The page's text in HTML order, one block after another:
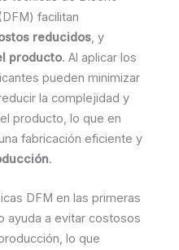
facilitan
reducidos , y
producto. Al aplicar los
pueden minimizar
la complejidad y
producto, lo que en
fabricación eficiente y
.
DFM en las primeras
ayuda a evitar costosos
lo que